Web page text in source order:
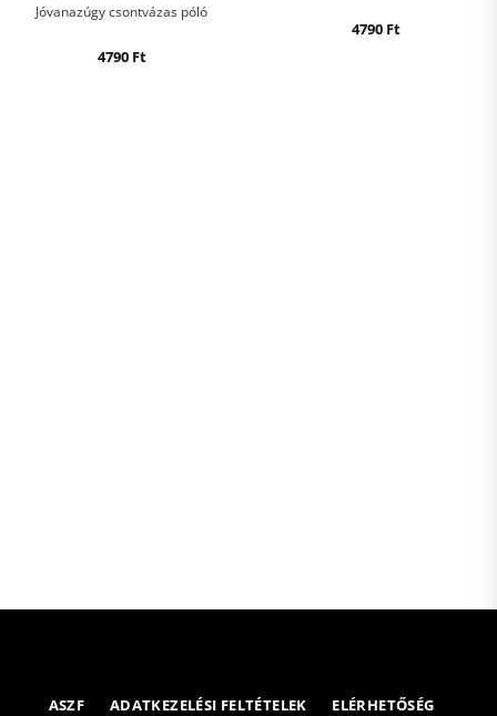
Jóvanazúgy csontvázas póló
4790 Ft
4790 Ft
ASZF ADATKEZELÉSI FELTÉTELEK ELÉRHETŐSÉG